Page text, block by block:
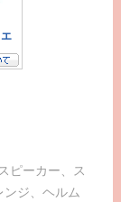
スピーカー
ス
ンジ
ヘルム